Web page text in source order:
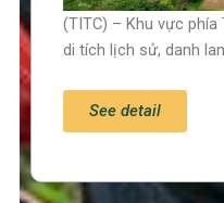
(TITC) – Khu vực phía
di tích lịch sử, danh
See detail